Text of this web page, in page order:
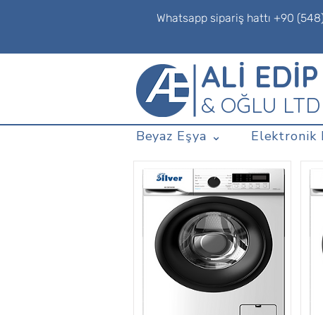
Whatsapp sipariş hattı +90
ALİ EDİP
& OĞLU LTD
Beyaz Eşya ⌄ Elektronik